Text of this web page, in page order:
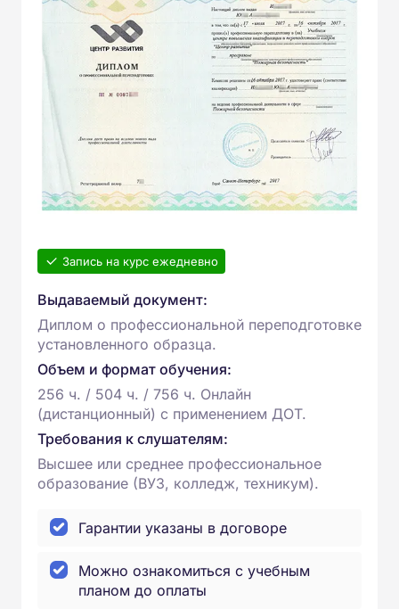
Запись на курс ежедневно
Выдаваемый документ:
Диплом о профессиональной переподготовке
установленного образца.
Объем и формат обучения:
256 ч. / 504 ч. / 756 ч. Онлайн
(дистанционный) с применением ДОТ.
Требования к слушателям:
Высшее или среднее профессиональное
образование (ВУЗ, колледж, техникум).
Гарантии указаны в договоре
Можно ознакомиться с учебным
планом до оплаты